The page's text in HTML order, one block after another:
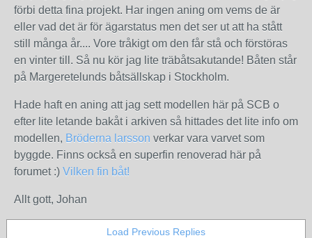
förbi detta fina projekt. Har ingen aning om vems de är
eller vad det är för ägarstatus men det ser ut att ha stått
still många år.... Vore tråkigt om den får stå och förstöras
en vinter till. Så nu kör jag lite träbåtsakutande! Båten står
på Margeretelunds båtsällskap i Stockholm.
Hade haft en aning att jag sett modellen här på SCB o
efter lite letande bakåt i arkiven så hittades det lite info om
modellen, Bröderna larsson verkar vara varvet som
byggde. Finns också en superfin renoverad här på
forumet :) Vilken fin båt!
Allt gott, Johan
Load Previous Replies